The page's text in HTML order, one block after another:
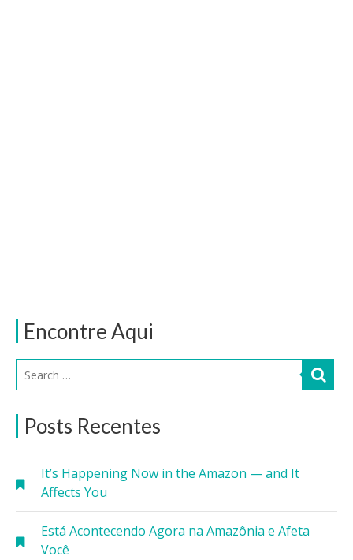
Encontre Aqui
Posts Recentes
It’s Happening Now in the Amazon — and It
Affects You
Está Acontecendo Agora na Amazônia e Afeta
Você